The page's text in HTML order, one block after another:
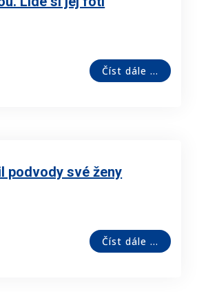
Číst dále ...
podvody své ženy
Číst dále ...